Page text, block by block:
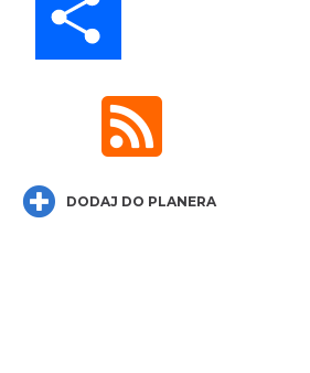
Koncert Sandry w Gliwicach
DODAJ DO PLANERA